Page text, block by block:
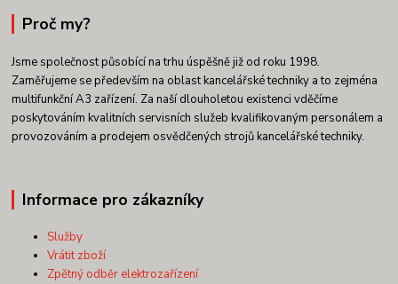
Proč my?
Jsme společnost působící na trhu úspěšně již od roku 1998.
Zaměřujeme se především na oblast kancelářské techniky a to zejména
multifunkční A3 zařízení. Za naší dlouholetou existenci vděčíme
poskytováním kvalitních servisních služeb kvalifikovaným personálem a
provozováním a prodejem osvědčených strojů kancelářské techniky.
Informace pro zákazníky
Služby
Vrátit zboží
Zpětný odběr elektrozařízení